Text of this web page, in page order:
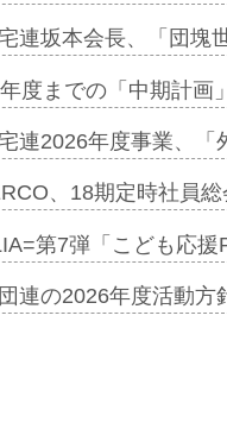
加=リンナ…
見込む=…
開始=三協…
連坂本会長、「団塊
度までの「中期計画
連2026年度事業、
、18期定時社員
第7弾「こども応
連の2026年度活動